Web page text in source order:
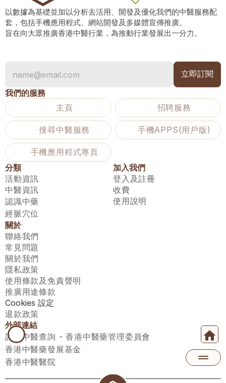
以數據為基礎並加以分析去活用、開發及優化我們的中醫服務配
套，包括手機應用程式、網站開發及多媒體宣傳推廣。
旨在向大眾推廣香港中醫行業，為推動行業發展出一分力。
我們的服務
主頁
招聘服務
搜尋中醫服務 手機APPS(用戶版)
手機應用程式專頁
分類
活動資訊
中醫資訊
認識中藥
經脈穴位
加入我們
登入及註冊
收費
使用說明
關於
聯絡我們
常見問題
關於我們
隱私政策
使用條款及免責聲明
推廣用途條款
Cookies 設定
退款政策
外部連結
註冊中醫查詢 - 香港中醫藥管理委員會
香港中醫藥發展基金
香港中醫醫院